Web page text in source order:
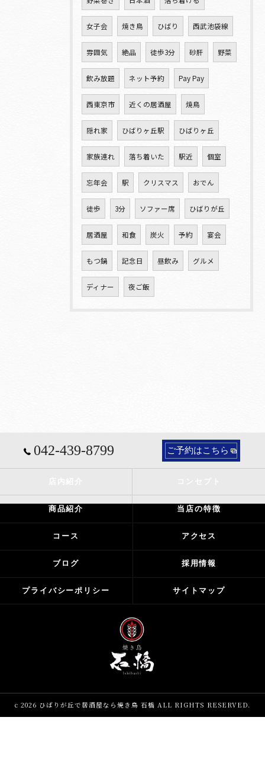
女子会 焼き鳥 ひばり 西武池袋線
雰囲気 絶品 徒歩3分 砂肝 野菜
飲み放題 ネット予約 Pay Pay
西東京市 近くの居酒屋 焼鳥
隠れ家 ひばりヶ丘駅 ひばりヶ丘
家族連れ 落ち着いた 駅近 個室
忘年会 駅 クリスマス おでん
徒歩 3分 ソファー席 ひばりが丘
居酒屋 和食 炭火 予約 宴会
もつ鍋 記念日 昼飲み グルメ
ディナー 夜ご飯
042-439-8799 ご予約はこちら
商品紹介 当店の特徴
コース アクセス
ブログ 採用情報
プライバシーポリシー サイトマップ
c 2026 ひばりが丘で居酒屋なら焼き鳥 石橋 ALL RIGHTS RESERVED.